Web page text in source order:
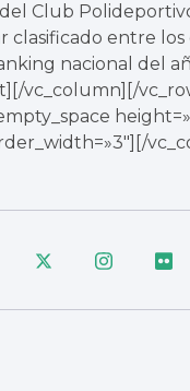
Club
clasificado entre los
nacional del
vc_column][/